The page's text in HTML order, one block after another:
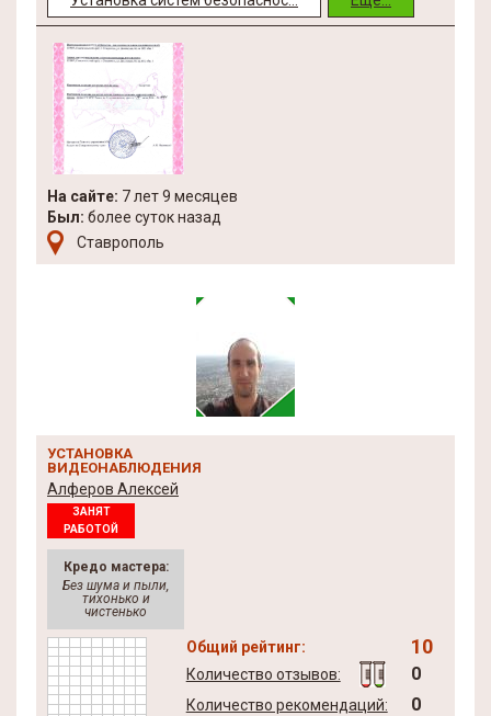
На сайте: 7 лет 9 месяцев
Был: более суток назад
Ставрополь
УСТАНОВКА
ВИДЕОНАБЛЮДЕНИЯ
Алферов Алексей
ЗАНЯТ
РАБОТОЙ
Кредо мастера:
Без шума и пыли,
тихонько и
чистенько
Общий рейтинг: 10
Количество отзывов: 0
Количество рекомендаций: 0